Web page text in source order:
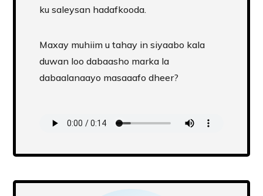
ku saleysan hadafkooda.
Maxay muhiim u tahay in siyaabo kala
duwan loo dabaasho marka la
dabaalanaayo masaaafo dheer?